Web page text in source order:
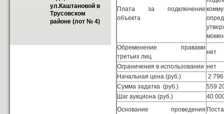
ул.Каштановой в
Трусовском
районе (лот № 4)
Плата за подключение
объекта
Обременение правами
третьих лиц
нет
Ограничения в использовании нет
Начальная цена (руб.)
2
Сумма задатка (руб.)
559
Шаг аукциона (руб.)
40
Основание проведения